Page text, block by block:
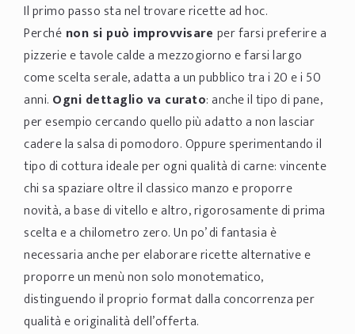
Il primo passo sta nel trovare ricette ad hoc.
Perché non si può improvvisare per farsi preferire a
pizzerie e tavole calde a mezzogiorno e farsi largo
come scelta serale, adatta a un pubblico tra i 20 e i 50
anni. Ogni dettaglio va curato: anche il tipo di pane,
per esempio cercando quello più adatto a non lasciar
cadere la salsa di pomodoro. Oppure sperimentando il
tipo di cottura ideale per ogni qualità di carne: vincente
chi sa spaziare oltre il classico manzo e proporre
novità, a base di vitello e altro, rigorosamente di prima
scelta e a chilometro zero. Un po’ di fantasia è
necessaria anche per elaborare ricette alternative e
proporre un menù non solo monotematico,
distinguendo il proprio format dalla concorrenza per
qualità e originalità dell’offerta.